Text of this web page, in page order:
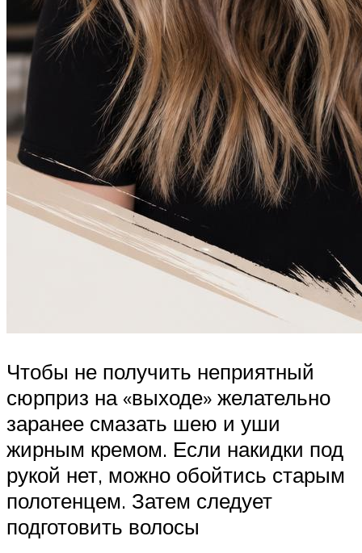
Чтобы не получить неприятный
сюрприз на «выходе» желательно
заранее смазать шею и уши
жирным кремом. Если накидки под
рукой нет, можно обойтись старым
полотенцем. Затем следует
подготовить волосы